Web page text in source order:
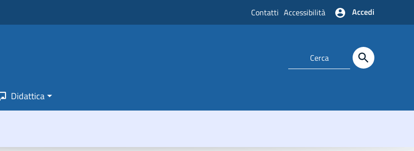
Contatti Accessibilità Accedi
Didattica